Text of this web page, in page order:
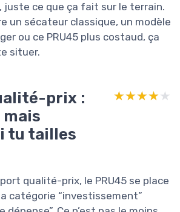
juste ce que ça fait sur le terrain.
un sécateur classique, un modèle
ou ce PRU45 plus costaud, ça
situer.
prix :
mais
tu tailles
★★★★★
★★★★★
qualité-prix, le PRU45 se place
catégorie “investissement”